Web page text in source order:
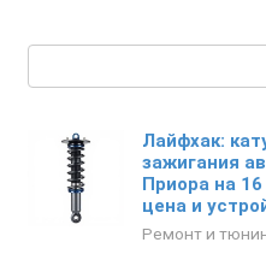
Лайфхак:
зажигания
Приора на
цена и
Ремонт и